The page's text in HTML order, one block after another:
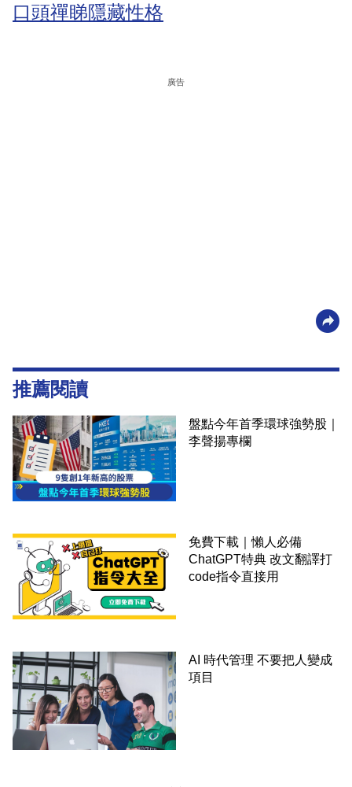
口頭禪睇隱藏性格
廣告
推薦閱讀
盤點今年首季環球強勢股｜
李聲揚專欄
免費下載｜懶人必備
ChatGPT特典 改文翻譯打
code指令直接用
AI 時代管理 不要把人變成
項目